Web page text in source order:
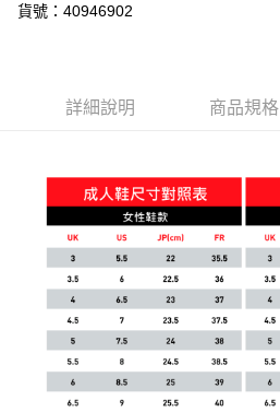
貨號：40946902
詳細說明 商品規格